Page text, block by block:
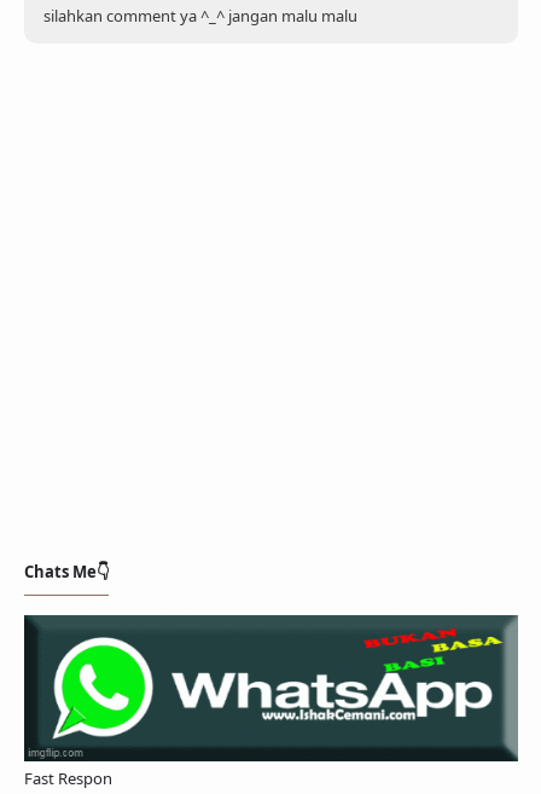
silahkan comment ya ^_^ jangan malu malu
Chats Me👇
Fast Respon